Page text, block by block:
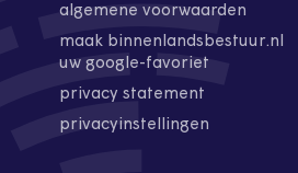
algemene voorwaarden
maak binnenlandsbestuur.nl
uw google-favoriet
privacy statement
privacyinstellingen